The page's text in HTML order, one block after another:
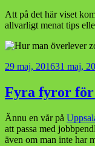
Att på det här viset
allvarligt menat tips
Postat
29 maj, 201631 maj,
Fyra fyror
Ännu en vår på
att passa med
även om man inte har